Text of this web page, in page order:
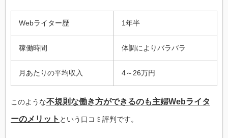
Webライター歴 1年半
稼働時間 体調によりバラバラ
月あたりの平均収入 4～26万円
このような不規則な働き方ができるのも主婦Webライタ
ーのメリット という口コミ評判です。